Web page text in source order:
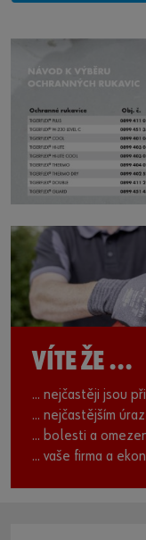
VÍTE ŽE ...
... nejčastěji jsou
... nejčastějším
... bolesti a
... vaše firma a